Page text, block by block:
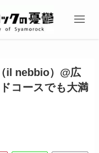
il nebbio）@広
コースでも大満